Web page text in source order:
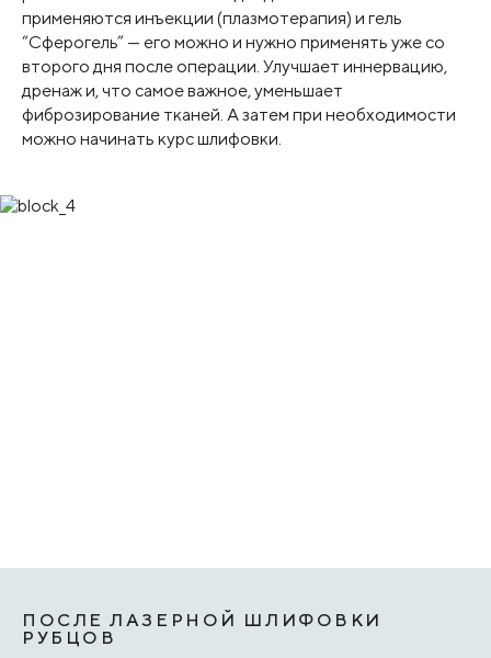
применяются инъекции (плазмотерапия) и гель
“Сферогель” — его можно и нужно применять уже со
второго дня после операции. Улучшает иннервацию,
дренаж и, что самое важное, уменьшает
фиброзирование тканей. А затем при необходимости
можно начинать курс шлифовки.
ПОСЛЕ ЛАЗЕРНОЙ ШЛИФОВКИ
РУБЦОВ